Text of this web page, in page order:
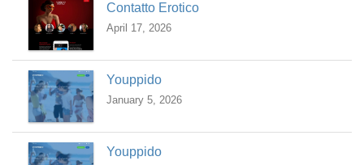
Contatto Erotico
April 17, 2026
Youppido
January 5, 2026
Youppido